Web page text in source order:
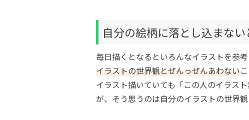
自分の絵柄に落とし込まな
毎日描くとなるといろんなイラストを参
イラストの世界観とぜんっぜんあわない
イラスト描いていても「この人のイラス
が、そう思うのは自分のイラストの世界